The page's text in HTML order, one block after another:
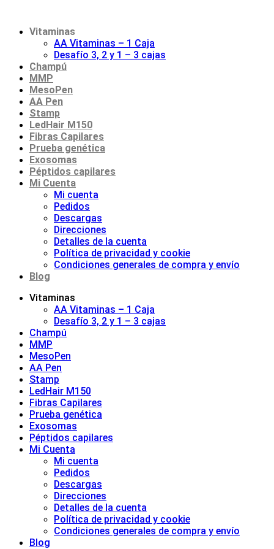
Vitaminas
AA Vitaminas – 1 Caja
Desafío 3, 2 y 1 – 3 cajas
Champú
MMP
MesoPen
AA Pen
Stamp
LedHair M150
Fibras Capilares
Prueba genética
Exosomas
Péptidos capilares
Mi Cuenta
Mi cuenta
Pedidos
Descargas
Direcciones
Detalles de la cuenta
Política de privacidad y cookie
Condiciones generales de compra y envío
Blog
Vitaminas
AA Vitaminas – 1 Caja
Desafío 3, 2 y 1 – 3 cajas
Champú
MMP
MesoPen
AA Pen
Stamp
LedHair M150
Fibras Capilares
Prueba genética
Exosomas
Péptidos capilares
Mi Cuenta
Mi cuenta
Pedidos
Descargas
Direcciones
Detalles de la cuenta
Política de privacidad y cookie
Condiciones generales de compra y envío
Blog